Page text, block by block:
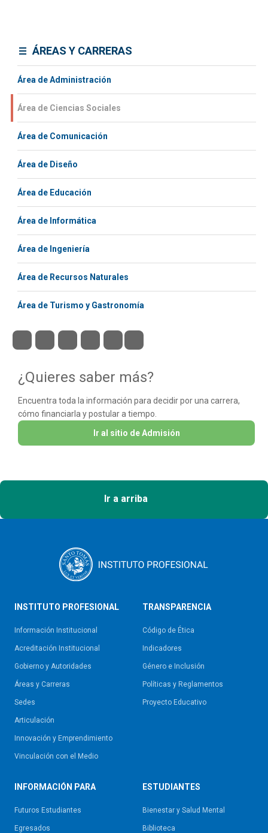
ÁREAS Y CARRERAS
Área de Administración
Área de Ciencias Sociales
Área de Comunicación
Área de Diseño
Área de Educación
Área de Informática
Área de Ingeniería
Área de Recursos Naturales
Área de Turismo y Gastronomía
¿Quieres saber más?
Encuentra toda la información para decidir por una carrera,
cómo financiarla y postular a tiempo.
Ir al sitio de Admisión
Ir a arriba
INSTITUTO PROFESIONAL
Información Institucional
Acreditación Institucional
Gobierno y Autoridades​
Áreas y Carreras
Sedes
Articulación
Innovación y Emprendimiento
Vinculación con el Medio
TRANSPARENCIA
Código de Ética
Indicadores
Género e Inclusión
Políticas y Reglamentos​
Proyecto Educativo
INFORMACIÓN PARA
Futuros Estudiantes
Egresados
ESTUDIANTES
Bienestar y Salud Mental
Biblioteca